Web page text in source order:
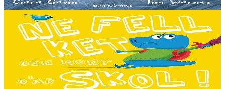
Er stok13,00 €
3 bloaz hag ouzhpenn
Bannoù-heol
Ne fell ket din mont d'ar skol !
Hiziv emañ devezh skol kentañ Logodennig ha Dinosaorig. Ne fell
ket dezho mont, tamm ebet ! Pa grogo ar c'hentelioù avat e vo ur
pezh mell souezhenn....